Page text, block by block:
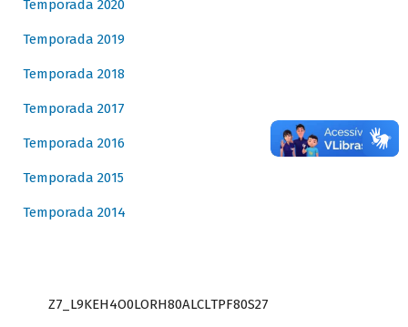
Temporada 2020
Temporada 2019
Temporada 2018
Temporada 2017
Temporada 2016
Temporada 2015
Temporada 2014
Z7_L9KEH4O0LORH80ALCLTPF80S27